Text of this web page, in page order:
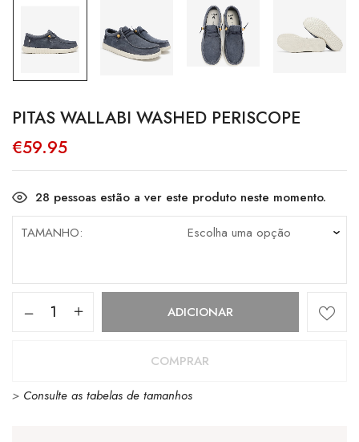
PITAS WALLABI WASHED PERISCOPE
€59.95
28 pessoas estão a ver este produto neste momento.
TAMANHO
Quantidade
Washed
ADICIONAR
COMPRAR
> Consulte as tabelas de tamanhos